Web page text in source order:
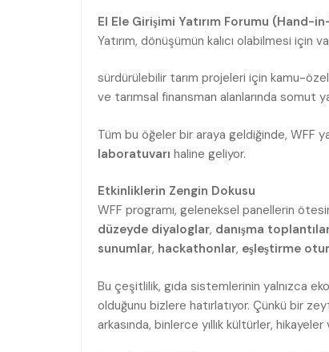
El Ele Girişimi Yatırım Forumu
Yatırım, dönüşümün kalıcı olabilmesi için
sürdürülebilir tarım projeleri için kamu-
ve tarımsal finansman alanlarında somut
Tüm bu öğeler bir araya geldiğinde, WFF
laboratuvarı haline geliyor.
Etkinliklerin Zengin Dokusu
WFF programı, geleneksel panellerin
düzeyde diyaloglar, danışma
sunumlar, hackathonlar, eşleştirme
Bu çeşitlilik, gıda sistemlerinin yalnızca
olduğunu bizlere hatırlatıyor. Çünkü bir
arkasında, binlerce yıllık kültürler,